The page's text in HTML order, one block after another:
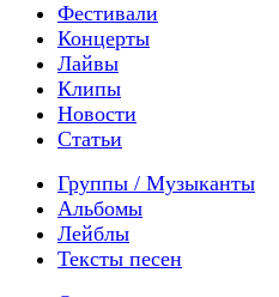
Фестивали
Концерты
Лайвы
Клипы
Новости
Статьи
Группы / Музыканты
Альбомы
Лейблы
Тексты песен